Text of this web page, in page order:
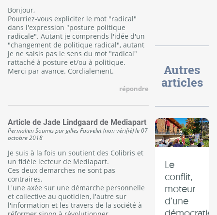
Autres
articles
Le
conflit,
moteur
d’une
Bonjour,
Pourriez-vous expliciter le mot "radical"
dans l'expression "posture politique
radicale". Autant je comprends l'idée d'un
"changement de politique radical", autant
je ne saisis pas le sens du mot "radical"
rattaché à posture et/ou à politique.
Merci par avance. Cordialement.
répondre
Article de Jade Lindgaard de Mediapart
PermalienSoumis pargilles Fauvelet (non vérifié)le07
octobre 2018
Je suis à la fois un soutient des Colibris et
un fidèle lecteur de Mediapart.
Ces deux demarches ne sont pas
contraires.
L'une axée sur une démarche personnelle
et collective au quotidien, l'autre sur
l'information et les travers de la société à